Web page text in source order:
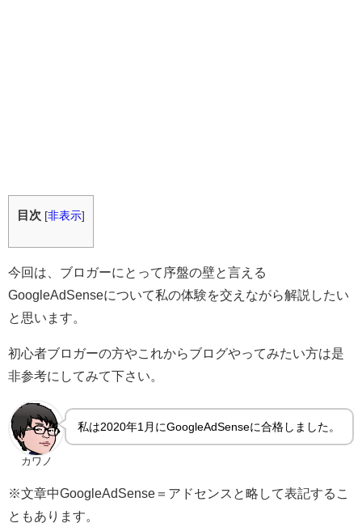
目次 [非表示]
今回は、ブロガーにとって序盤の壁と言える
GoogleAdSenseについて私の体験を交えながら解説したい
と思います。
初心者ブロガーの方やこれからブログやってみたい方は是
非参考にしてみて下さい。
カワノ
私は2020年1月にGoogleAdSenseに合格しました。
※文章中GoogleAdSense＝アドセンスと略して表記するこ
ともあります。